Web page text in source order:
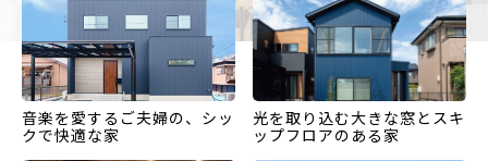
音楽を愛するご夫婦の、シッ
クで快適な家
光を取り込む大きな窓とスキ
ップフロアのある家